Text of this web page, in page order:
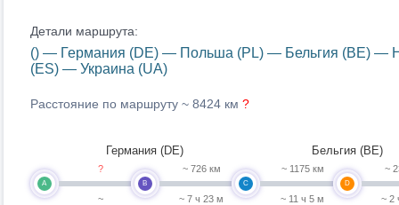
Детали маршрута:
() — Германия (DE) — Польша (PL) — Бельгия (BE)
(ES) — Украина (UA)
Расстояние по маршруту ~ 8424 км ?
A
?
~
B
Германия (DE)
~ 726 км
~ 7 ч 23 м
C
~ 1175 км
~ 11 ч 5 м
D
Бельгия (BE)
~
~ 2